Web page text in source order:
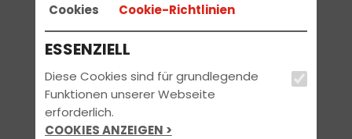
Cookies Cookie-Richtlinien
ESSENZIELL
Diese Cookies sind für grundlegende
Funktionen unserer Webseite
erforderlich.
COOKIES ANZEIGEN >